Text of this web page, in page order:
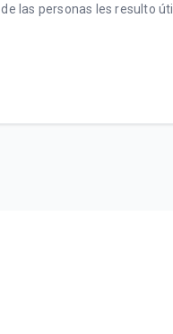
de las personas les resulto útil.